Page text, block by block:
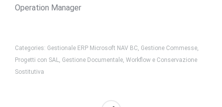
Operation Manager
Categories: Gestionale ERP Microsoft NAV BC, Gestione Commesse,
Progetti con SAL, Gestione Documentale, Workflow e Conservazione
Sostitutiva